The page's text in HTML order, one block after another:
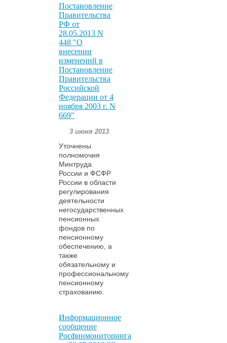
Постановление
Правительства
РФ от
28.05.2013 N
448 "О
внесении
изменений в
Постановление
Правительства
Российской
Федерации от 4
ноября 2003 г. N
669"
3 июня 2013
Уточнены
полномочия
Минтруда
России и ФСФР
России в области
регулирования
деятельности
негосударственных
пенсионных
фондов по
пенсионному
обеспечению, а
также
обязательному и
профессиональному
пенсионному
страхованию.
Информационное
сообщение
Росфинмониторинга